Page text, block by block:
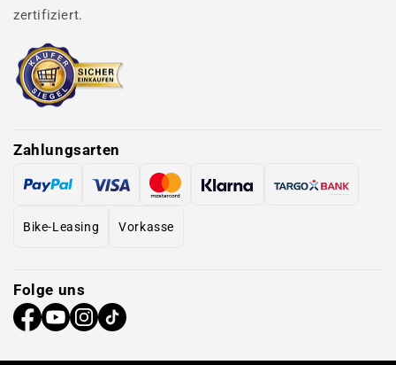
zertifiziert.
Zahlungsarten
Bike-Leasing Vorkasse
Folge uns